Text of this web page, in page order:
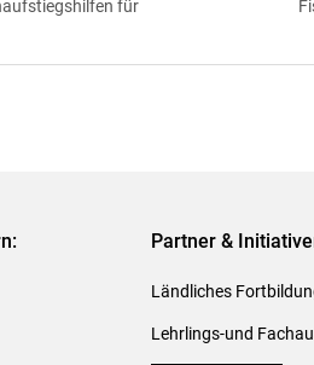
für
Partner &
Ländliches
Lehrlings-und